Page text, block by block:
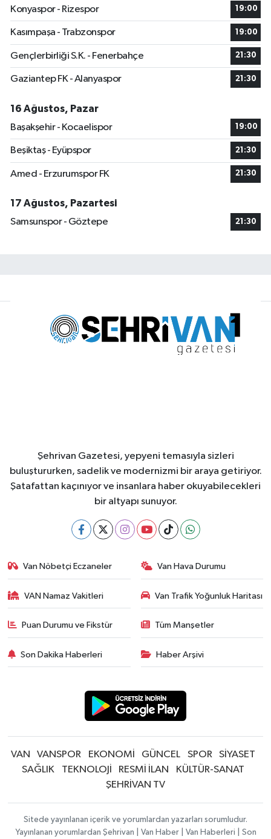
Konyaspor - Rizespor
19:00
Kasımpaşa - Trabzonspor 19:00
Gençlerbirliği S.K. - Fenerbahçe 21:30
Gaziantep FK - Alanyaspor 21:30
16 Ağustos, Pazar
Başakşehir - Kocaelispor
19:00
Beşiktaş - Eyüpspor 21:30
Amed - Erzurumspor FK 21:30
17 Ağustos, Pazartesi
Samsunspor - Göztepe
21:30
Şehrivan Gazetesi, yepyeni temasıyla sizleri
buluştururken, sadelik ve modernizmi bir araya getiriyor.
Şatafattan kaçınıyor ve insanlara haber okuyabilecekleri
bir altyapı sunuyor.
Van Nöbetçi Eczaneler Van Hava Durumu
VAN Namaz Vakitleri Van Trafik Yoğunluk Haritası
Puan Durumu ve Fikstür Tüm Manşetler
Son Dakika Haberleri Haber Arşivi
VAN VANSPOR EKONOMİ GÜNCEL SPOR
SİYASET
SAĞLIK
TEKNOLOJİ RESMİ İLAN
KÜLTÜR-SANAT
ŞEHRİVAN TV
Sitede yayınlanan içerik ve yorumlardan yazarları sorumludur.
Yayınlanan yorumlardan Şehrivan | Van Haber | Van Haberleri | Son